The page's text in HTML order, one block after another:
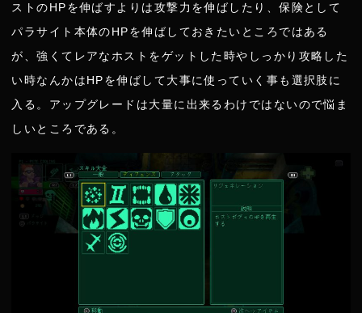
ストのHPを伸ばすよりは攻撃力を伸ばしたり、保険として
パラサイト本体のHPを伸ばしておきたいところではある
が、強くてレアなホストをゲットした時やしっかり攻略した
い時なんかはHPを伸ばして大事に使っていく事も選択肢に
入る。アップグレードは大量に出来るわけではないので悩ま
しいところである。